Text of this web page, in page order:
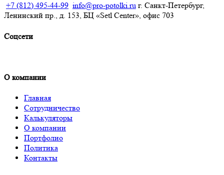
+7 (812) 495-44-99 info@pro-potolki.ru г. Санкт-Петербург,
Ленинский пр., д. 153, БЦ «Setl Center», офис 703
Соцсети
О компании
Главная
Сотрудничество
Калькуляторы
О компании
Портфолио
Политика
Контакты